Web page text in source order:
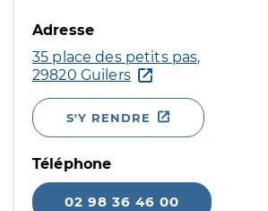
Adresse
35 place des petits pas,
29820 Guilers
S'Y RENDRE
Téléphone
02 98 36 46 00